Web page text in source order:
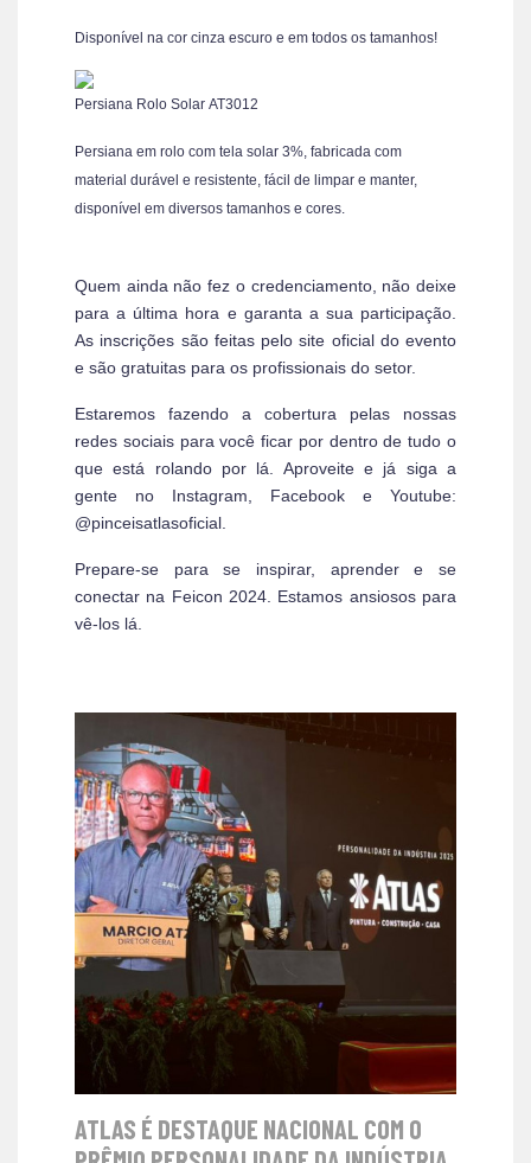
Disponível na cor cinza escuro e em todos os tamanhos!
Persiana Rolo Solar AT3012
Persiana em rolo com tela solar 3%, fabricada com
material durável e resistente, fácil de limpar e manter,
disponível em diversos tamanhos e cores.
Quem ainda não fez o credenciamento, não deixe
para a última hora e garanta a sua participação.
As inscrições são feitas pelo site oficial do evento
e são gratuitas para os profissionais do setor.
Estaremos fazendo a cobertura pelas nossas
redes sociais para você ficar por dentro de tudo o
que está rolando por lá. Aproveite e já siga a
gente no Instagram, Facebook e Youtube:
@pinceisatlasoficial.
Prepare-se para se inspirar, aprender e se
conectar na Feicon 2024. Estamos ansiosos para
vê-los lá.
ATLAS É DESTAQUE NACIONAL COM O